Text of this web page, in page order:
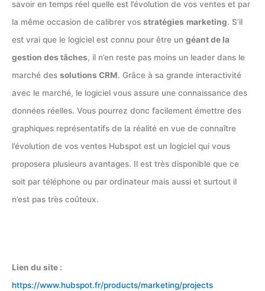
savoir en temps réel quelle est l’évolution de vos ventes et par
la même occasion de calibrer vos stratégies marketing. S’il
est vrai que le logiciel est connu pour être un géant de la
gestion des tâches, il n’en reste pas moins un leader dans le
marché des solutions CRM. Grâce à sa grande interactivité
avec le marché, le logiciel vous assure une connaissance des
données réelles. Vous pourrez donc facilement émettre des
graphiques représentatifs de la réalité en vue de connaître
l’évolution de vos ventes Hubspot est un logiciel qui vous
proposera plusieurs avantages. Il est très disponible que ce
soit par téléphone ou par ordinateur mais aussi et surtout il
n’est pas très coûteux.
Lien du site :
https://www.hubspot.fr/products/marketing/projects